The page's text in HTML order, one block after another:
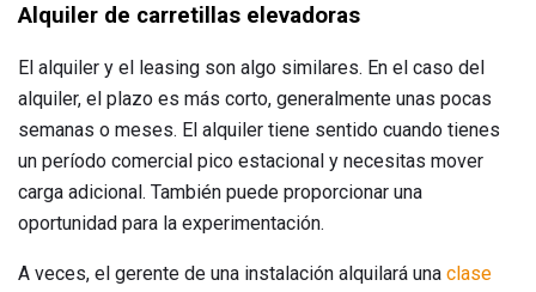
Alquiler de carretillas elevadoras
El alquiler y el leasing son algo similares. En el caso del
alquiler, el plazo es más corto, generalmente unas pocas
semanas o meses. El alquiler tiene sentido cuando tienes
un período comercial pico estacional y necesitas mover
carga adicional. También puede proporcionar una
oportunidad para la experimentación.
A veces, el gerente de una instalación alquilará una clase